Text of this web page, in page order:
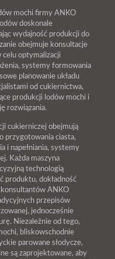
mochi firmy ANKO
doskonale
wydajność produkcji do
obejmuje konsultacje
optymalizacji
systemy formowania
planowanie układu
od cukiernictwa,
produkcji lodów mochi i
rozwiązania.
cukierniczej obejmują
przygotowania ciasta,
i napełniania, systemy
Każda maszyna
technologią
produktu, dokładność
ANKO
przepisów
jednocześnie
Niezależnie od tego,
bliskowschodnie
parowane słodycze,
są zaprojektowane, aby